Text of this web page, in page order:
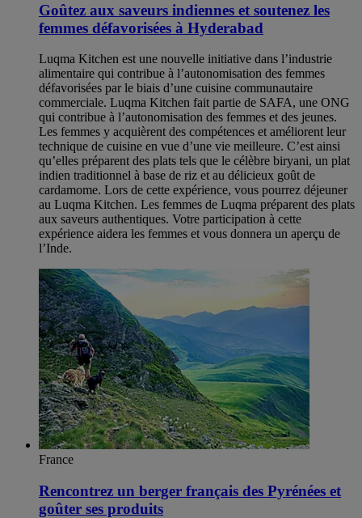
Goûtez aux saveurs indiennes et soutenez les
femmes défavorisées à Hyderabad
Luqma Kitchen est une nouvelle initiative dans l’industrie
alimentaire qui contribue à l’autonomisation des femmes
défavorisées par le biais d’une cuisine communautaire
commerciale. Luqma Kitchen fait partie de SAFA, une ONG
qui contribue à l’autonomisation des femmes et des jeunes.
Les femmes y acquièrent des compétences et améliorent leur
technique de cuisine en vue d’une vie meilleure. C’est ainsi
qu’elles préparent des plats tels que le célèbre biryani, un plat
indien traditionnel à base de riz et au délicieux goût de
cardamome. Lors de cette expérience, vous pourrez déjeuner
au Luqma Kitchen. Les femmes de Luqma préparent des plats
aux saveurs authentiques. Votre participation à cette
expérience aidera les femmes et vous donnera un aperçu de
l’Inde.
France
Rencontrez un berger français des Pyrénées et
goûter ses produits